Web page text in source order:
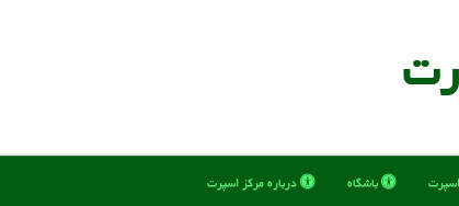
باشگاه درباره مركز اسپرت